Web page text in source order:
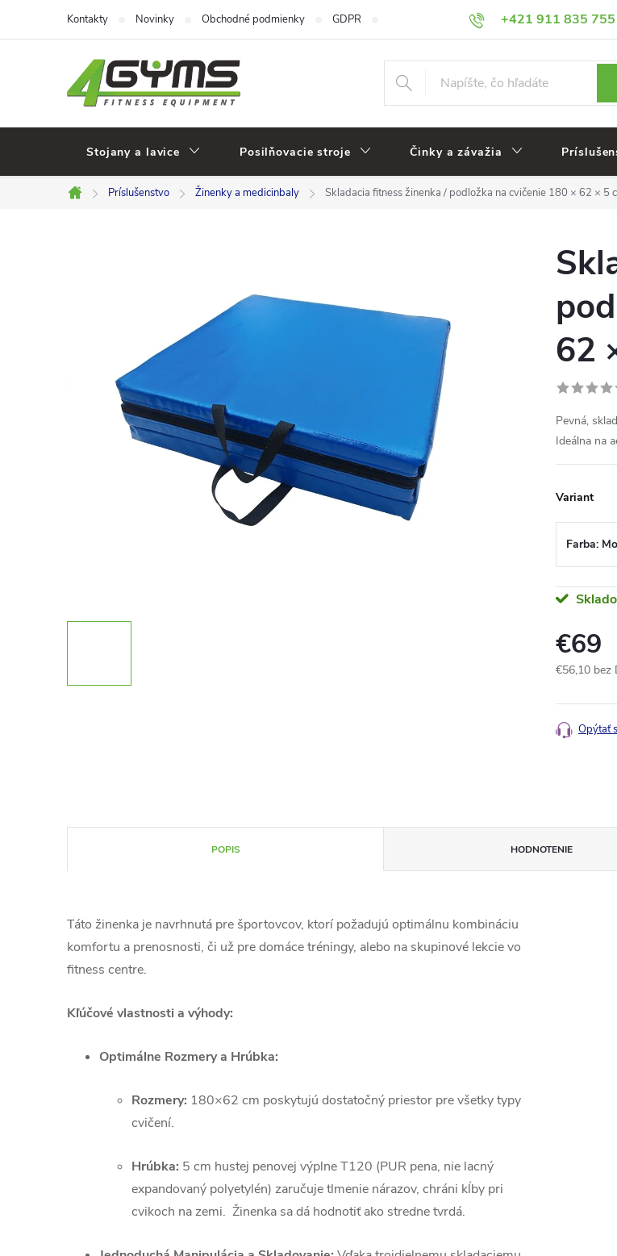
+421 911 835 755
Kontakty Novinky Obchodné podmienky GDPR Reklamácie
Stojany a lavice Posilňovacie stroje Činky a závažia
Domov
Príslušenstvo Žinenky a medicinbaly Skladacia fitness žinenka / podložka na cvičenie 180 × 62 × 5
62
Pevná,
Ideálna na
Variant
€69
€56,10 bez
cena:
Opýtať
POPIS HODNOTENIE
Táto žinenka je navrhnutá pre športovcov, ktorí požadujú optimálnu kombináciu
komfortu a prenosnosti, či už pre domáce tréningy, alebo na skupinové lekcie vo
fitness centre.
Kľúčové vlastnosti a výhody:
Optimálne Rozmery a Hrúbka:
Rozmery: 180×62 cm poskytujú dostatočný priestor pre všetky typy
cvičení.
Hrúbka: 5 cm hustej penovej výplne T120 (PUR pena, nie lacný
expandovaný polyetylén) zaručuje tlmenie nárazov, chráni kĺby pri
cvikoch na zemi. Žinenka sa dá hodnotiť ako stredne tvrdá.